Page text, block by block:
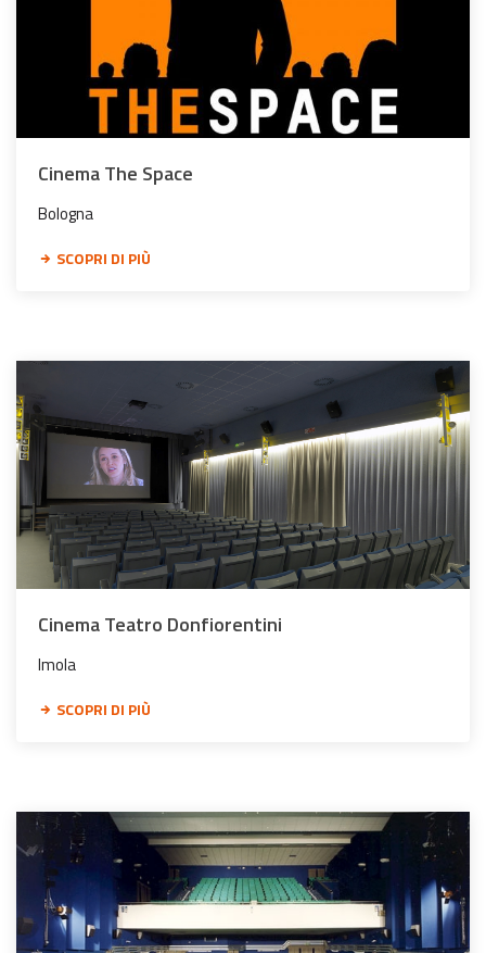
Cinema The Space
Bologna
SCOPRI DI PIÙ
Cinema Teatro Donfiorentini
Imola
SCOPRI DI PIÙ